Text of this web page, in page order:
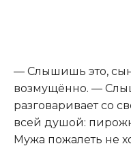
— Слышишь это,
возмущённо. —
разговаривает со
всей душой:
Мужа пожалеть не